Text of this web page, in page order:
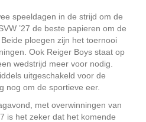
speeldagen in de strijd om de
’27 de beste papieren om de
ploegen zijn het toernooi
Ook Reiger Boys staat op
wedstrijd meer voor nodig.
uitgeschakeld voor de
nog om de sportieve eer.
met overwinningen van
is het zeker dat het komende